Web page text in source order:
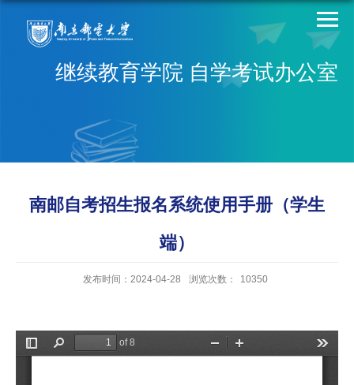
继续教育学院 自学考试办公室
南邮自考招生报名系统使用手册（学生
端）
发布时间：2024-04-28 浏览次数： 10350